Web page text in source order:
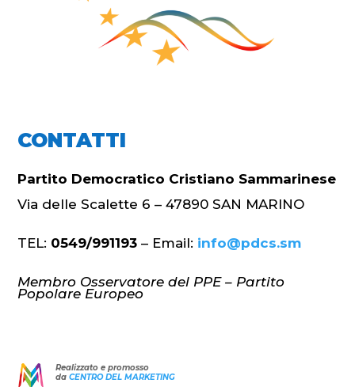
CONTATTI
Partito Democratico Cristiano Sammarinese
Via delle Scalette 6 – 47890 SAN MARINO
TEL: 0549/991193 – Email: info@pdcs.sm
Membro Osservatore del PPE – Partito
Popolare Europeo
Realizzato e promosso
da CENTRO DEL MARKETING